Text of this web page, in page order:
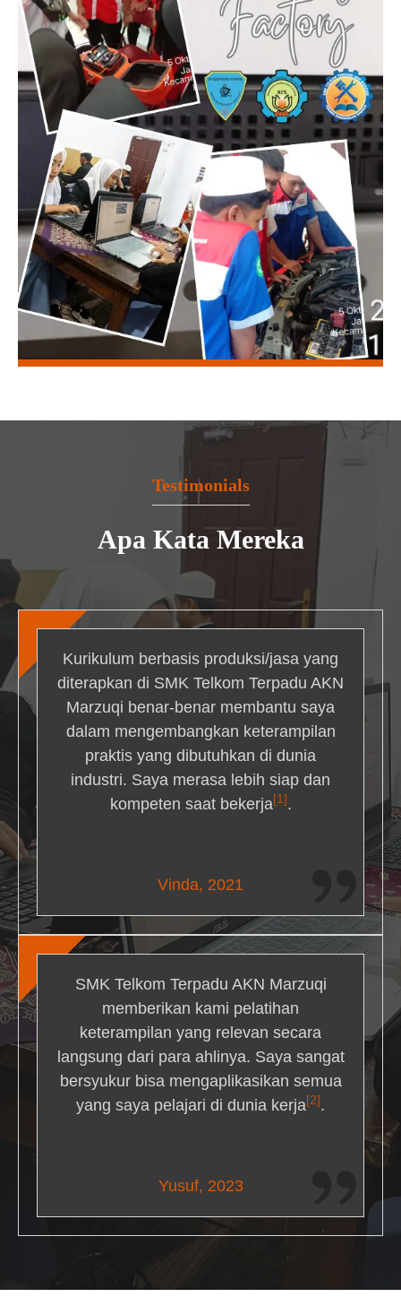
Testimonials
Apa Kata Mereka
Kurikulum berbasis produksi/jasa yang
diterapkan di SMK Telkom Terpadu AKN
Marzuqi benar-benar membantu saya
dalam mengembangkan keterampilan
praktis yang dibutuhkan di dunia
industri. Saya merasa lebih siap dan
kompeten saat bekerja[1] .
Vinda, 2021
SMK Telkom Terpadu AKN Marzuqi
memberikan kami pelatihan
keterampilan yang relevan secara
langsung dari para ahlinya. Saya sangat
bersyukur bisa mengaplikasikan semua
yang saya pelajari di dunia kerja[2] .
Yusuf, 2023